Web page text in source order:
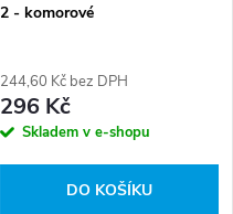
2 - komorové
244,60 Kč bez DPH
296 Kč
Skladem v e-shopu
DO KOŠÍKU